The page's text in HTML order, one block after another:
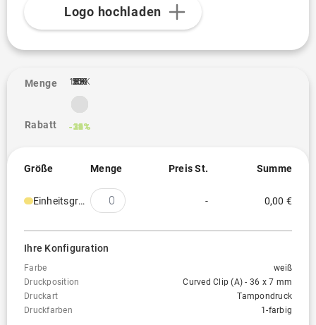
Logo hochladen
Menge
Rabatt
500
1K
-11%
3K
-19%
5K
-26%
10K
-29%
25K
-32%
50K
-34%
100K
-38%
Größe Menge Preis St. Summe
Einheitsgröße - 0,00 €
Ihre Konfiguration
Farbe
weiß
Druckposition
Curved Clip (A) - 36 x 7 mm
Druckart
Tampondruck
Druckfarben
1-farbig